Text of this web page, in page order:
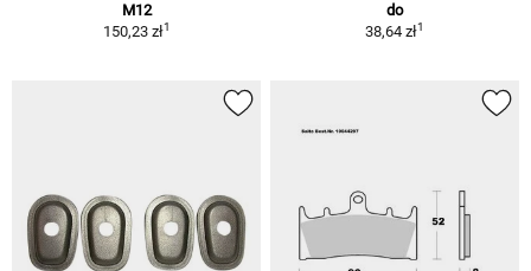
M12
150,23 zł1
do
38,64 zł1